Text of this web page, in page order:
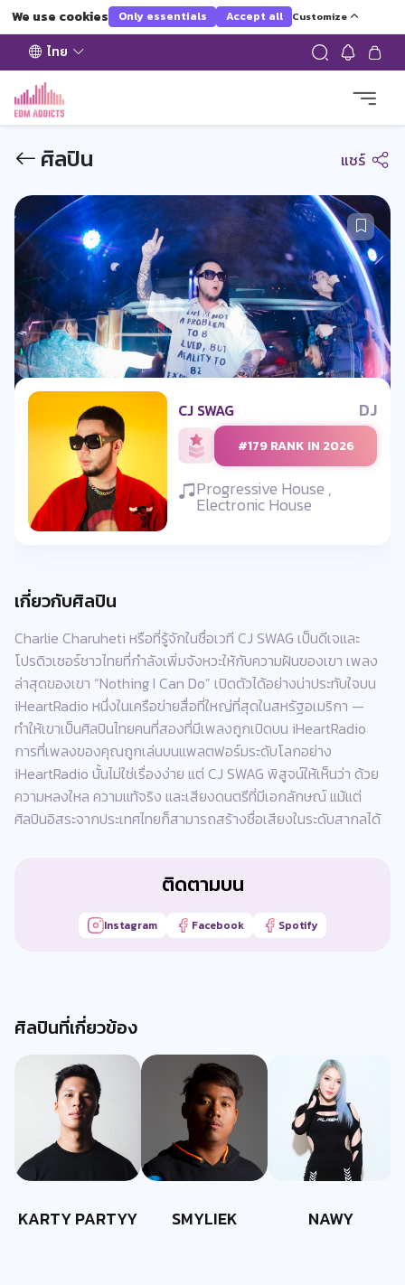
We use cookies Only essentials Accept all Customize
ไทย
ศิลปิน แชร์
CJ SWAG DJ
#179 RANK IN 2026
Progressive House ,
Electronic House
เกี่ยวกับศิลปิน
Charlie Charuheti หรือที่รู้จักในชื่อเวที CJ SWAG เป็นดีเจและ
โปรดิวเซอร์ชาวไทยที่กำลังเพิ่มจังหวะให้กับความฝันของเขา เพลง
ล่าสุดของเขา “Nothing I Can Do” เปิดตัวได้อย่างน่าประทับใจบน
iHeartRadio หนึ่งในเครือข่ายสื่อที่ใหญ่ที่สุดในสหรัฐอเมริกา —
ทำให้เขาเป็นศิลปินไทยคนที่สองที่มีเพลงถูกเปิดบน iHeartRadio
การที่เพลงของคุณถูกเล่นบนแพลตฟอร์มระดับโลกอย่าง
iHeartRadio นั้นไม่ใช่เรื่องง่าย แต่ CJ SWAG พิสูจน์ให้เห็นว่า ด้วย
ความหลงใหล ความแท้จริง และเสียงดนตรีที่มีเอกลักษณ์ แม้แต่
ศิลปินอิสระจากประเทศไทยก็สามารถสร้างชื่อเสียงในระดับสากลได้
ติดตามบน
Instagram Facebook Spotify
ศิลปินที่เกี่ยวข้อง
KARTY PARTYY SMYLIEK NAWY